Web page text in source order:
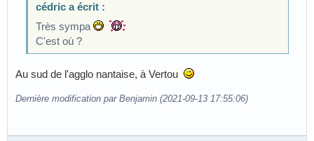
cédric a écrit :
Très sympa
C'est où ?
Au sud de l'agglo nantaise, à Vertou
Dernière modification par Benjamin (2021-09-13 17:55:06)